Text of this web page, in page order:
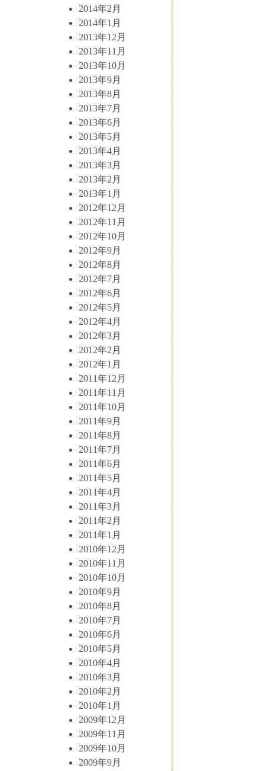
2014年2月
2014年1月
2013年12月
2013年11月
2013年10月
2013年9月
2013年8月
2013年7月
2013年6月
2013年5月
2013年4月
2013年3月
2013年2月
2013年1月
2012年12月
2012年11月
2012年10月
2012年9月
2012年8月
2012年7月
2012年6月
2012年5月
2012年4月
2012年3月
2012年2月
2012年1月
2011年12月
2011年11月
2011年10月
2011年9月
2011年8月
2011年7月
2011年6月
2011年5月
2011年4月
2011年3月
2011年2月
2011年1月
2010年12月
2010年11月
2010年10月
2010年9月
2010年8月
2010年7月
2010年6月
2010年5月
2010年4月
2010年3月
2010年2月
2010年1月
2009年12月
2009年11月
2009年10月
2009年9月